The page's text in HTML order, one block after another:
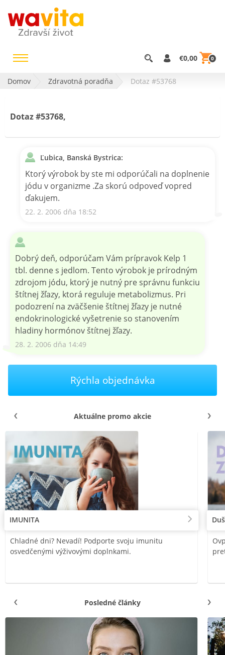
€0,00 0
Domov Zdravotná poradňa Dotaz #53768
Dotaz #53768,
Ľubica, Banská Bystrica:
Ktorý výrobok by ste mi odporúčali na doplnenie
jódu v organizme .Za skorú odpoveď vopred
ďakujem.
22. 2. 2006 dňa 18:52
Dobrý deň, odporúčam Vám prípravok Kelp 1
tbl. denne s jedlom. Tento výrobok je prírodným
zdrojom jódu, ktorý je nutný pre správnu funkciu
štítnej žľazy, ktorá reguluje metabolizmus. Pri
podozrení na zväčšenie štítnej žľazy je nutné
endokrinologické vyšetrenie so stanovením
hladiny hormónov štítnej žľazy.
28. 2. 2006 dňa 14:49
Rýchla objednávka
Aktuálne promo akcie
IMUNITA
Chladné dni? Nevadí! Podporte svoju imunitu
osvedčenými výživovými doplnkami.
Posledné články